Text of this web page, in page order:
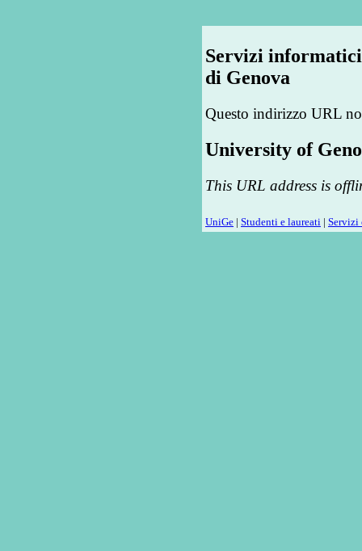
Servizi
di Genova
Questo indirizzo URL
University of
This URL address is
UniGe | Studenti e laureati | Servizi